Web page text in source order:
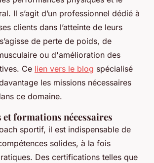
Il s’agit d’un professionnel dédié à
clients dans l’atteinte de leurs
de perte de poids, de
ou d'amélioration des
Ce lien vers le blog spécialisé
les missions nécessaires
ce domaine.
et formations nécessaires
sportif, il est indispensable de
solides, à la fois
Des certifications telles que